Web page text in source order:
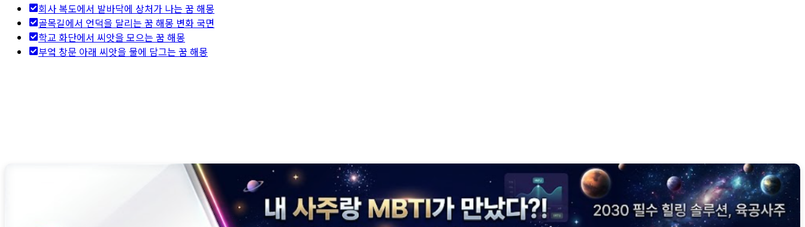
회사 복도에서 발바닥에 상처가 나는 꿈 해몽
골목길에서 언덕을 달리는 꿈 해몽 변화 국면
학교 화단에서 씨앗을 모으는 꿈 해몽
부엌 창문 아래 씨앗을 물에 담그는 꿈 해몽